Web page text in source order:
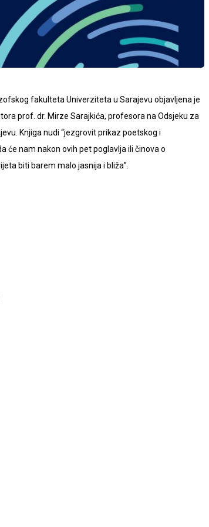
fakulteta Univerziteta u Sarajevu objavljena je
prof. dr. Mirze Sarajkića, profesora na Odsjeku za
Knjiga nudi “jezgrovit prikaz poetskog i
će nam nakon ovih pet poglavlja ili činova o
biti barem malo jasnija i bliža”.